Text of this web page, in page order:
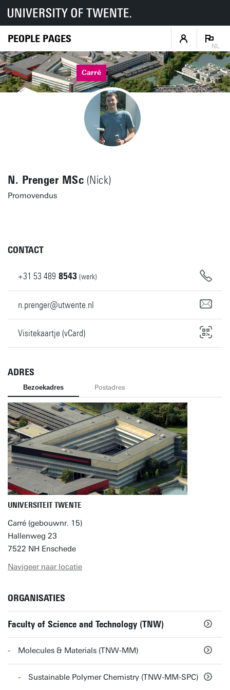
PEOPLE PAGES
NL
Carré
N. Prenger MSc (Nick)
Promovendus
CONTACT
+31 53 489 8543 (werk)
n.prenger@utwente.nl
Visitekaartje (vCard)
ADRES
Bezoekadres Postadres
UNIVERSITEIT TWENTE
Carré (gebouwnr. 15)
Hallenweg 23
7522 NH Enschede
Navigeer naar locatie
ORGANISATIES
Faculty of Science and Technology (TNW)
Molecules & Materials (TNW-MM)
Sustainable Polymer Chemistry (TNW-MM-SPC)